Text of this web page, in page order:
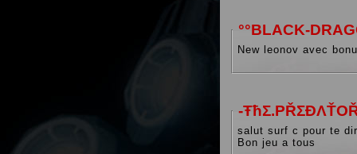
°°BLACK-
New leonov avec
-
salut surf c pour te
Bon jeu a tous